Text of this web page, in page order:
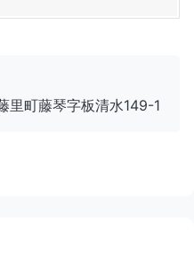
里町藤琴字板清水149-1